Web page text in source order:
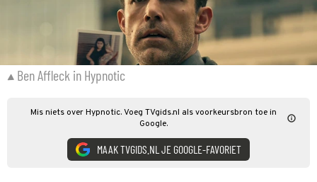
Ben Affleck in Hypnotic
Mis niets over Hypnotic. Voeg TVgids.nl als voorkeursbron toe in
Google.
MAAK TVGIDS.NL JE GOOGLE-FAVORIET